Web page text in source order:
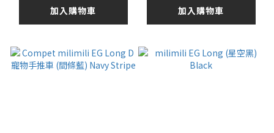
加入購物車 加入購物車